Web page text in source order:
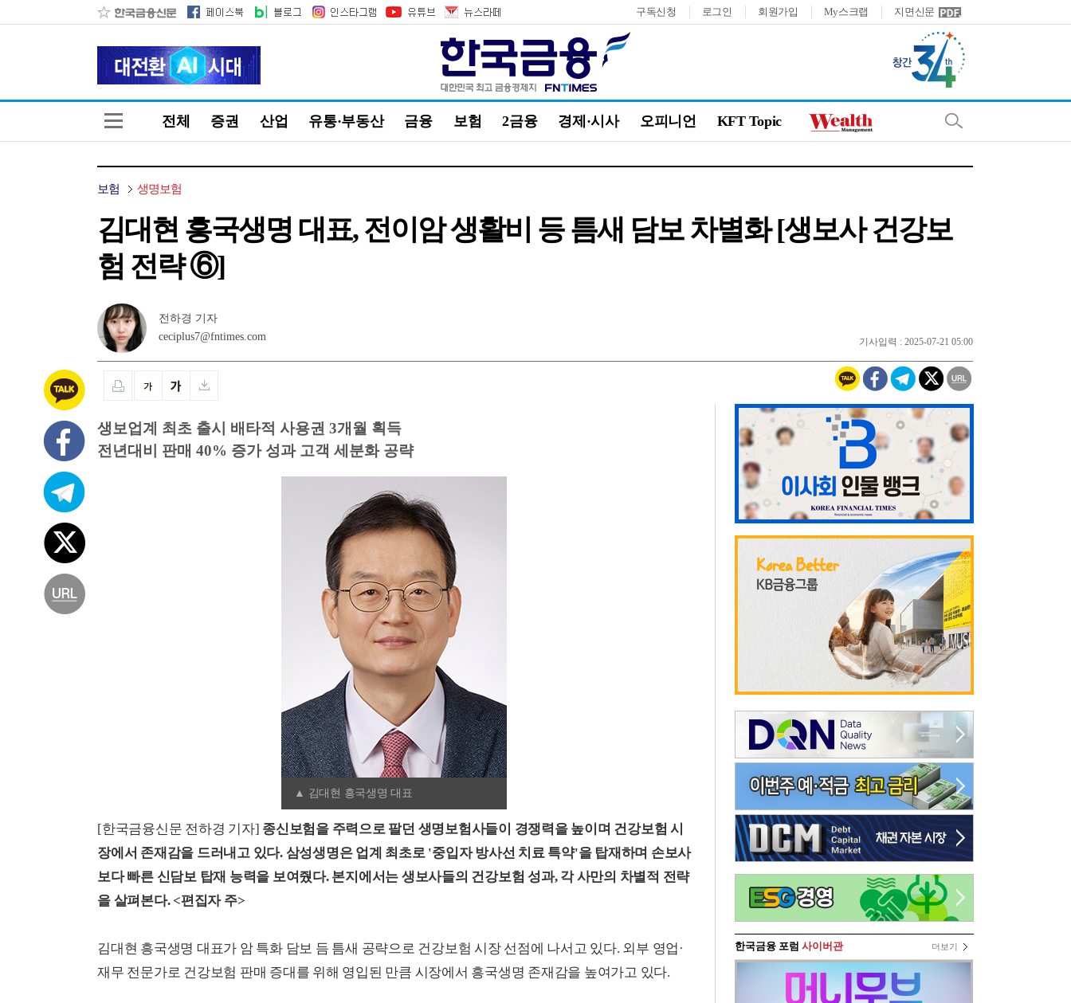
구독신청 로그인 회원가입 My스크랩 지면신문
전체 증권 산업 유통·부동산 금융 보험 2금융 경제·시사 오피니언 KFT Topic
보험 생명보험
김대현 흥국생명 대표, 전이암 생활비 등 틈새 담보 차별화 [생보사 건강보
험 전략 ⑥]
전하경 기자
ceciplus7@fntimes.com
기사입력 : 2025-07-21 05:00
생보업계 최초 출시 배타적 사용권 3개월 획득
전년대비 판매 40% 증가 성과 고객 세분화 공략
▲ 김대현 흥국생명 대표
[한국금융신문 전하경 기자] 종신보험을 주력으로 팔던 생명보험사들이 경쟁력을 높이며 건강보험 시
장에서 존재감을 드러내고 있다. 삼성생명은 업계 최초로 '중입자 방사선 치료 특약'을 탑재하며 손보사
보다 빠른 신담보 탑재 능력을 보여줬다. 본지에서는 생보사들의 건강보험 성과, 각 사만의 차별적 전략
을 살펴본다. <편집자 주>
김대현 흥국생명 대표가 암 특화 담보 듬 틈새 공략으로 건강보험 시장 선점에 나서고 있다. 외부 영업·
재무 전문가로 건강보험 판매 증대를 위해 영입된 만큼 시장에서 흥국생명 존재감을 높여가고 있다.
한국금융 포럼 사이버관 더보기